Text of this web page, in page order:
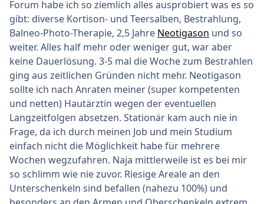
Forum habe ich so ziemlich alles ausprobiert was es so
gibt: diverse Kortison- und Teersalben, Bestrahlung,
Balneo-Photo-Therapie, 2,5 Jahre Neotigason und so
weiter. Alles half mehr oder weniger gut, war aber
keine Dauerlösung. 3-5 mal die Woche zum Bestrahlen
ging aus zeitlichen Gründen nicht mehr. Neotigason
sollte ich nach Anraten meiner (super kompetenten
und netten) Hautärztin wegen der eventuellen
Langzeitfolgen absetzen. Stationär kam auch nie in
Frage, da ich durch meinen Job und mein Studium
einfach nicht die Möglichkeit habe für mehrere
Wochen wegzufahren. Naja mittlerweile ist es bei mir
so schlimm wie nie zuvor. Riesige Areale an den
Unterschenkeln sind befallen (nahezu 100%) und